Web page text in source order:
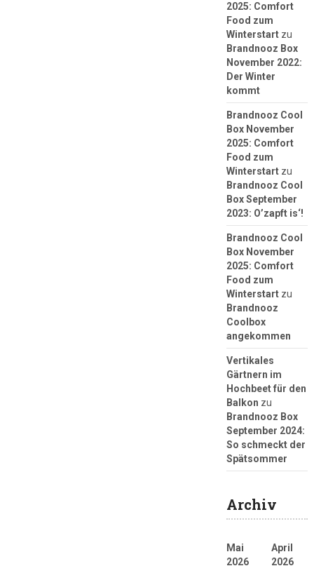
2025: Comfort
Food zum
Winterstartzu
Brandnooz Box
November 2022:
Der Winter
kommt
Brandnooz Cool
Box November
2025: Comfort
Food zum
Winterstartzu
Brandnooz Cool
Box September
2023: O’zapft is‘!
Brandnooz Cool
Box November
2025: Comfort
Food zum
Winterstartzu
Brandnooz
Coolbox
angekommen
Vertikales
Gärtnern im
Hochbeet für den
Balkon zu
Brandnooz Box
September 2024:
So schmeckt der
Spätsommer
Archiv
Mai
2026
April
2026